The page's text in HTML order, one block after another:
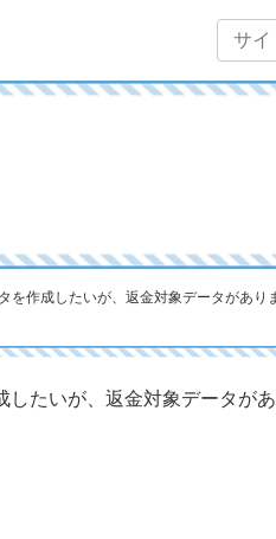
を作成したいが、返金対象データがあり
したいが、返金対象データが